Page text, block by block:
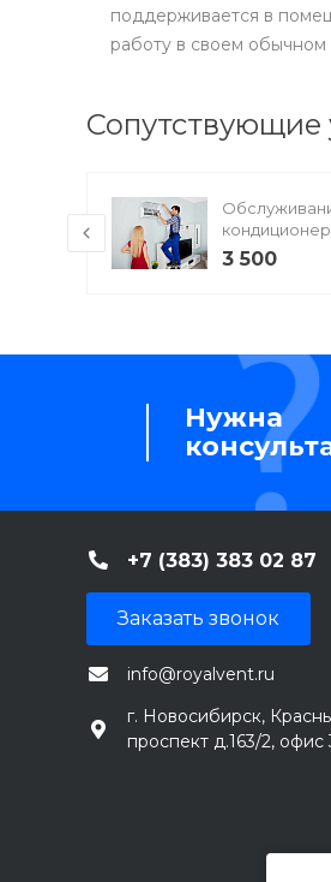
поддерживается в
работу в своем
Сопутствующие
3 500
Нужна
+7 (383) 383 02 87
Заказать звонок
info@royalvent.ru
г. Новосибирск,
проспект д.163/2, офис